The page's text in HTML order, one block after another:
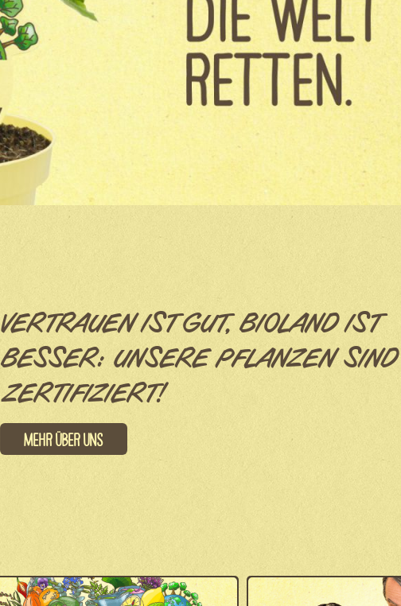
VERTRAUEN IST GUT, BIOLAND IST
BESSER: UNSERE PFLANZEN SIND
ZERTIFIZIERT!
Mehr über uns